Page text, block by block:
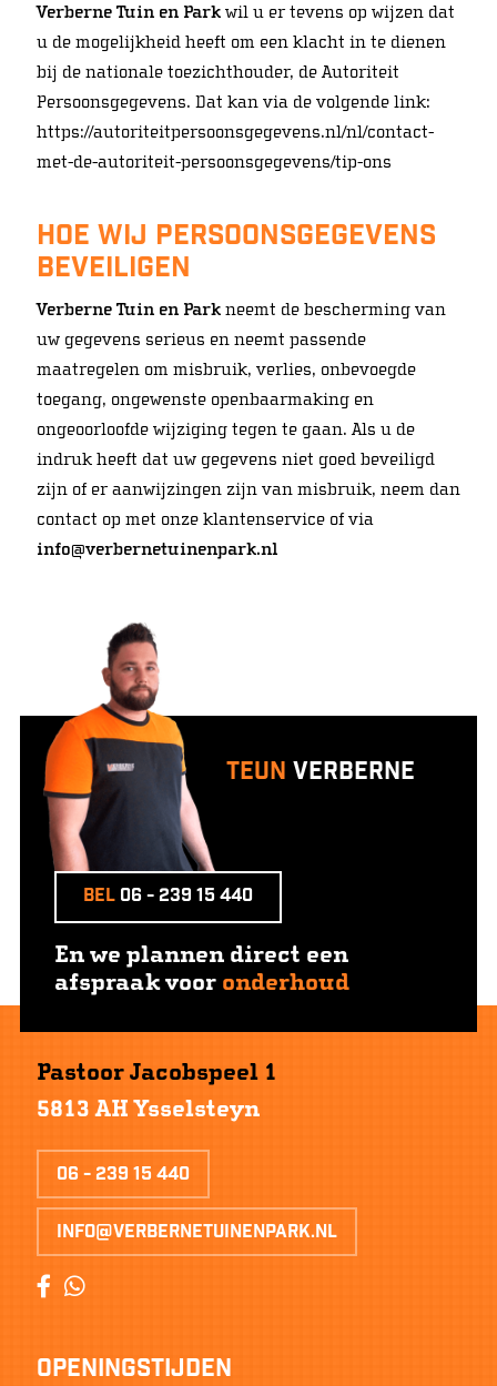
Verberne Tuin en Parkwil u er tevens op wijzen dat
u de mogelijkheid heeft om een klacht in te dienen
bij de nationale toezichthouder, de Autoriteit
Persoonsgegevens. Dat kan via de volgende link:
https://autoriteitpersoonsgegevens.nl/nl/contact-
met-de-autoriteit-persoonsgegevens/tip-ons
Hoe wij persoonsgegevens
beveiligen
Verberne Tuin en Parkneemt de bescherming van
uw gegevens serieus en neemt passende
maatregelen om misbruik, verlies, onbevoegde
toegang, ongewenste openbaarmaking en
ongeoorloofde wijziging tegen te gaan. Als u de
indruk heeft dat uw gegevens niet goed beveiligd
zijn of er aanwijzingen zijn van misbruik, neem dan
contact op met onze klantenservice of via
info@verbernetuinenpark.nl
Teun Verberne
Bel06 - 239 15 440
En we plannen direct een
afspraak voor onderhoud
Pastoor Jacobspeel 1
5813 AH Ysselsteyn
06 - 239 15 440
info@verbernetuinenpark.nl
Openingstijden